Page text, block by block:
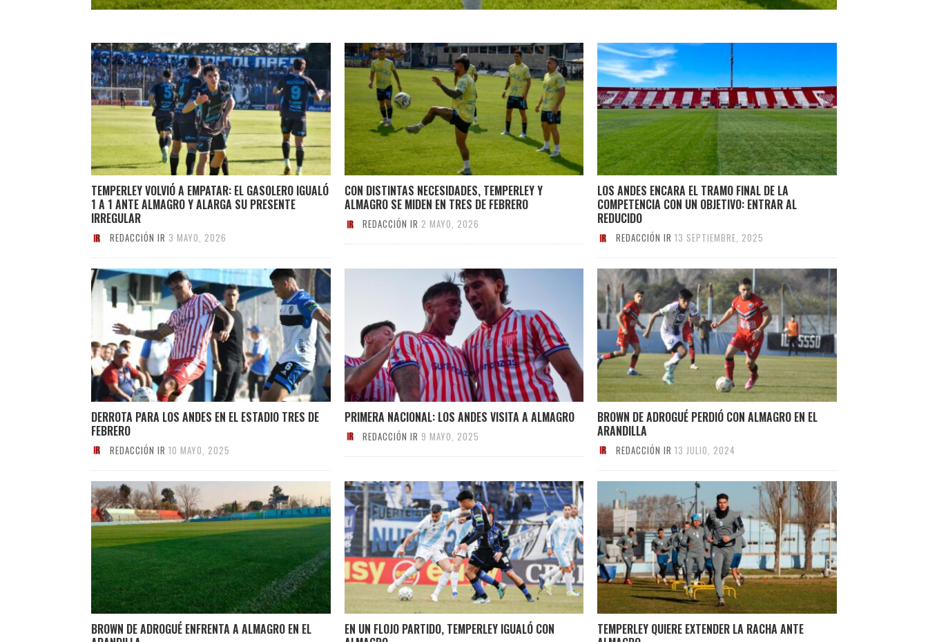
TEMPERLEY VOLVIÓ A EMPATAR: EL GASOLERO IGUALÓ
1 A 1 ANTE ALMAGRO Y ALARGA SU PRESENTE
IRREGULAR
REDACCIÓN IR 3 MAYO, 2026
CON DISTINTAS NECESIDADES, TEMPERLEY Y
ALMAGRO SE MIDEN EN TRES DE FEBRERO
REDACCIÓN IR 2 MAYO, 2026
LOS ANDES ENCARA EL TRAMO FINAL DE LA
COMPETENCIA CON UN OBJETIVO: ENTRAR AL
REDUCIDO
REDACCIÓN IR 13 SEPTIEMBRE, 2025
DERROTA PARA LOS ANDES EN EL ESTADIO TRES DE
FEBRERO
REDACCIÓN IR 10 MAYO, 2025
PRIMERA NACIONAL: LOS ANDES VISITA A ALMAGRO
REDACCIÓN IR 9 MAYO, 2025
BROWN DE ADROGUÉ PERDIÓ CON ALMAGRO EN EL
ARANDILLA
REDACCIÓN IR 13 JULIO, 2024
BROWN DE ADROGUÉ ENFRENTA A ALMAGRO EN EL
EN UN FLOJO PARTIDO, TEMPERLEY IGUALÓ CON
TEMPERLEY QUIERE EXTENDER LA RACHA ANTE